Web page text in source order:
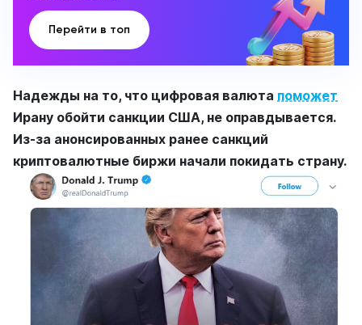
Перейти в топ
Надежды на то, что цифровая валюта поможет
Ирану обойти санкции США, не оправдывается.
Из-за анонсированных ранее санкций
криптовалютные биржи начали покидать страну.